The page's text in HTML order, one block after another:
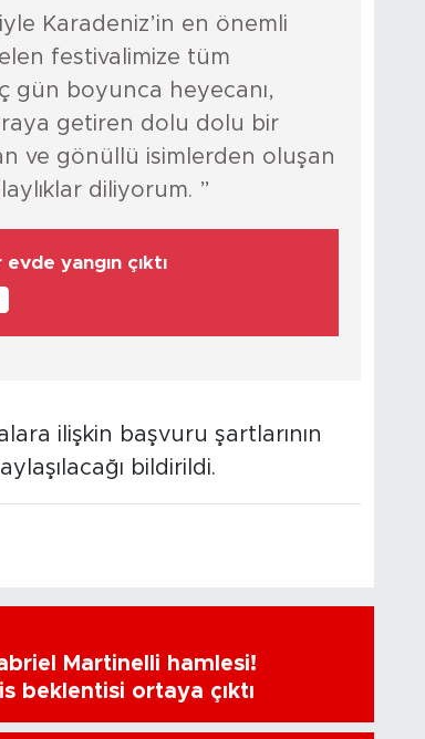
Karadeniz’in en önemli
festivalimize tüm
gün boyunca heyecanı,
getiren dolu dolu bir
ve gönüllü isimlerden oluşan
diliyorum. ”
yangın çıktı
ilişkin başvuru şartlarının
bildirildi.
Martinelli hamlesi!
beklentisi ortaya çıktı